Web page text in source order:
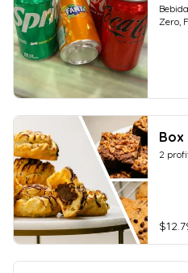
Zero,
Box
2